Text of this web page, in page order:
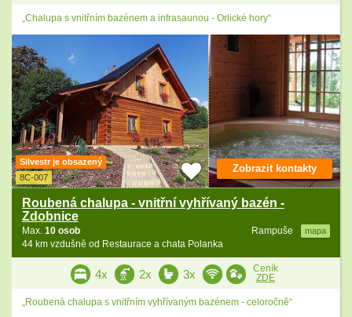
„Chalupa s vnitřním bazénem a infrasaunou - Orlické hory“
Silvestr je obsazený
8C-007
Roubená chalupa - vnitřní vyhřívaný bazén -
Zdobnice
Rampuše mapa
Max. 10 osob
44 km vzdušně od Restaurace a chata Polanka
Zobrazit kontakty
4x 2x 3x
Ceník
ZDE
„Roubená chalupa s vnitřním vyhřívaným bazénem - celoročně“